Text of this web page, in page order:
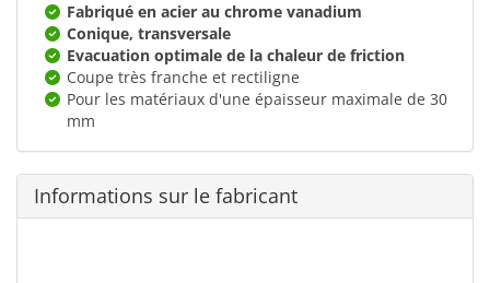
Fabriqué en acier au chrome vanadium
Conique, transversale
Evacuation optimale de la chaleur de friction
Coupe très franche et rectiligne
Pour les matériaux d'une épaisseur maximale de 30
mm
Informations sur le fabricant